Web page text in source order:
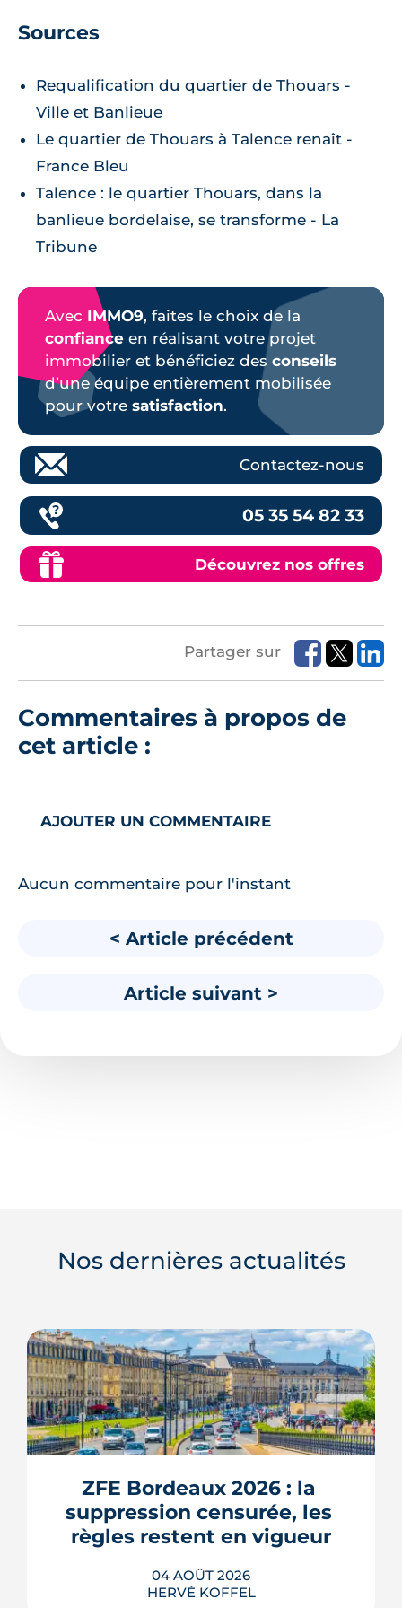
Sources
Requalification du quartier de Thouars -
Ville et Banlieue
Le quartier de Thouars à Talence renaît -
France Bleu
Talence : le quartier Thouars, dans la
banlieue bordelaise, se transforme - La
Tribune
Avec IMMO9, faites le choix de la
confiance en réalisant votre projet
immobilier et bénéficiez des conseils
d’une équipe entièrement mobilisée
pour votre satisfaction.
Contactez-nous
05 35 54 82 33
Découvrez nos offres
Partager sur
Commentaires à propos de
cet article :
AJOUTER UN COMMENTAIRE
Aucun commentaire pour l'instant
< Article précédent
Article suivant >
Nos dernières actualités
ZFE Bordeaux 2026 : la
suppression censurée, les
règles restent en vigueur
04 AOÛT 2026
HERVÉ KOFFEL